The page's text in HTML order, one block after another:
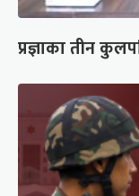
प्रज्ञाका तीन